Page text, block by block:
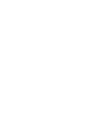
لا يشبه زمننا
مؤلم في كل
في كتابه الزمن
الحقيقي وزمن
ووقتهم ماله